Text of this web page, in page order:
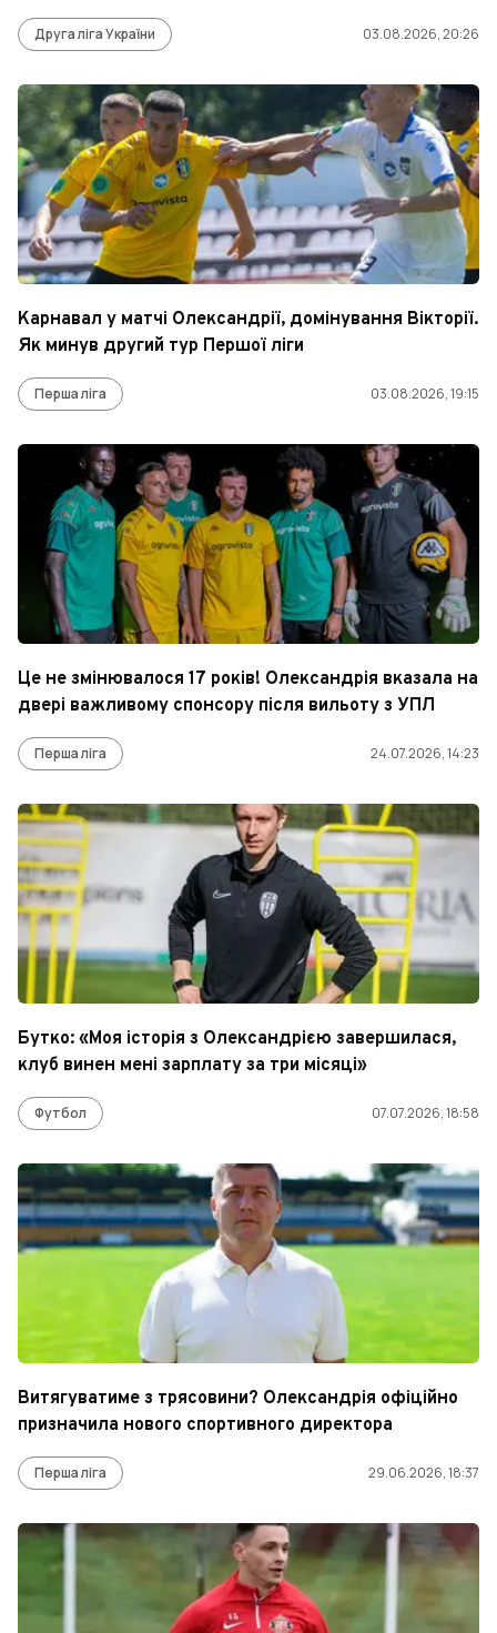
Друга ліга України 03.08.2026, 20:26
Карнавал у матчі Олександрії, домінування Вікторії.
Як минув другий тур Першої ліги
Перша ліга 03.08.2026, 19:15
Це не змінювалося 17 років! Олександрія вказала на
двері важливому спонсору після вильоту з УПЛ
Перша ліга 24.07.2026, 14:23
Бутко: «Моя історія з Олександрією завершилася,
клуб винен мені зарплату за три місяці»
Футбол 07.07.2026, 18:58
Витягуватиме з трясовини? Олександрія офіційно
призначила нового спортивного директора
Перша ліга 29.06.2026, 18:37